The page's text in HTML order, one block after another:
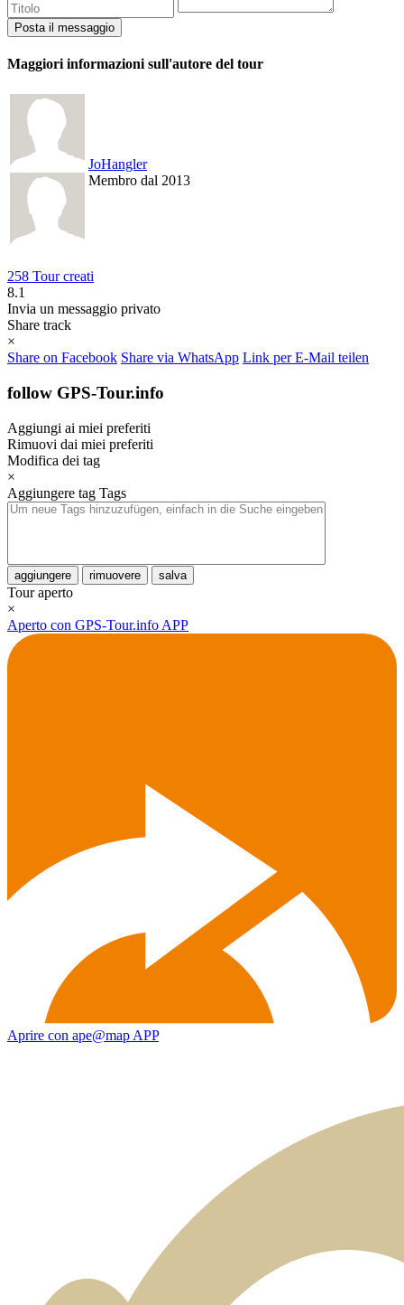
Maggiori informazioni sull'autore del tour
JoHangler
Membro dal 2013
258 Tour creati
8.1
Invia un messaggio privato
Share track
×
Share on Facebook Share via WhatsApp Link per E-Mail teilen
follow GPS-Tour.info
Aggiungi ai miei preferiti
Rimuovi dai miei preferiti
Modifica dei tag
×
Aggiungere tag Tags
aggiungere rimuovere salva
Tour aperto
×
Aperto con GPS-Tour.info APP
Aprire con ape@map APP